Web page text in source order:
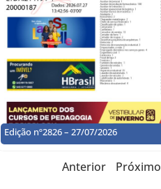
Edição nº2826 – 27/07/2026
Anterior Próximo